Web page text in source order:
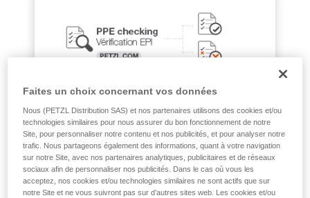
liées à votre activité. Il peut en exister d’autres
que nous ne décrivons pas ici.
Faites un choix concernant vos données
Nous (PETZL Distribution SAS) et nos partenaires utilisons des cookies et/ou
technologies similaires pour nous assurer du bon fonctionnement de notre
Site, pour personnaliser notre contenu et nos publicités, et pour analyser notre
trafic. Nous partageons également des informations, quant à votre navigation
sur notre Site, avec nos partenaires analytiques, publicitaires et de réseaux
sociaux afin de personnaliser nos publicités. Dans le cas où vous les
acceptez, nos cookies et/ou technologies similaires ne sont actifs que sur
notre Site et ne vous suivront pas sur d’autres sites web. Les cookies et/ou